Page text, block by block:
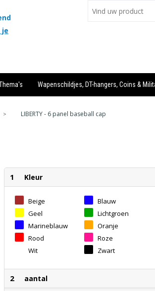
je
Wapenschildjes, DT-hangers, Coins &
> LIBERTY - 6 panel baseball cap
1 Kleur
Beige
Blauw
Geel
Lichtgroen
Marineblauw
Oranje
Rood
Roze
Wit
Zwart
2 aantal